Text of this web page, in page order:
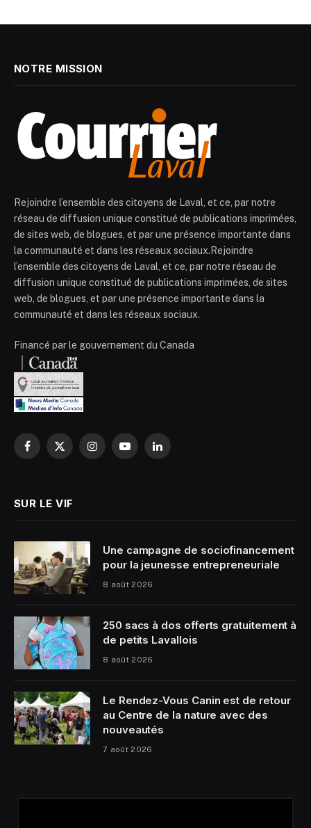
NOTRE MISSION
Rejoindre l’ensemble des citoyens de Laval, et ce, par notre
réseau de diffusion unique constitué de publications imprimées,
de sites web, de blogues, et par une présence importante dans
la communauté et dans les réseaux sociaux.Rejoindre
l’ensemble des citoyens de Laval, et ce, par notre réseau de
diffusion unique constitué de publications imprimées, de sites
web, de blogues, et par une présence importante dans la
communauté et dans les réseaux sociaux.
Financé par le gouvernement du Canada
Facebook
X
InstagramYouTubeLinkedIn
SUR LE VIF
Une campagne de sociofinancement
pour la jeunesse entrepreneuriale
8 août 2026
250 sacs à dos offerts gratuitement à
de petits Lavallois
8 août 2026
Le Rendez-Vous Canin est de retour
au Centre de la nature avec des
nouveautés
7 août 2026